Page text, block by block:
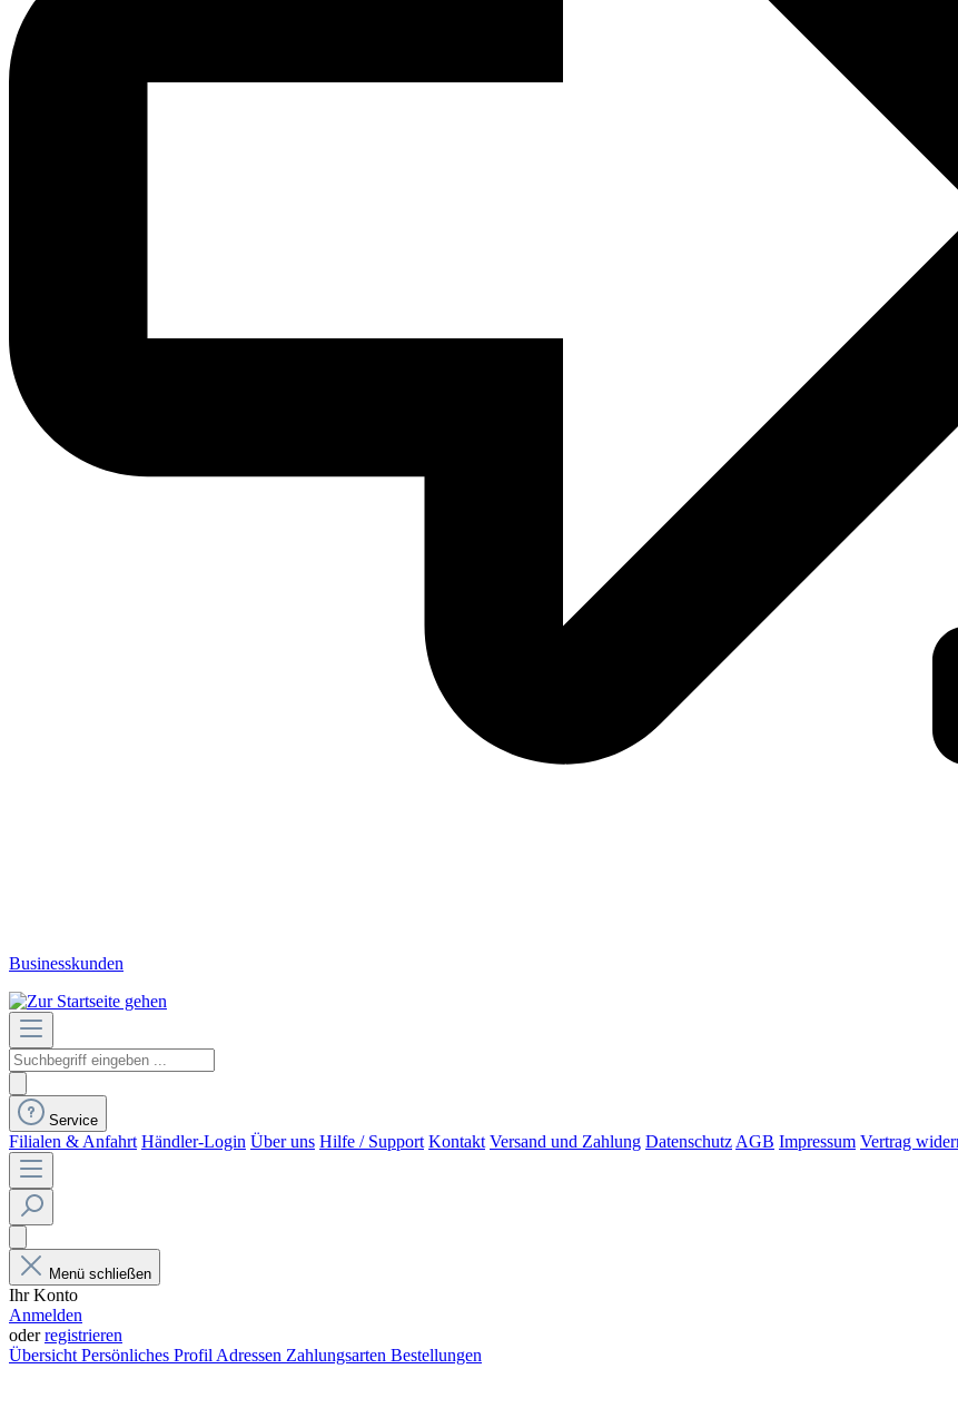
Businesskunden
Service
Filialen & Anfahrt Händler-Login Über uns Hilfe / Support Kontakt Versand und Zahlung DatenschutzAGB Impressum Vertrag
Menü schließen
Ihr Konto
Anmelden
oderregistrieren
ÜbersichtPersönliches ProfilAdressen Zahlungsarten Bestellungen